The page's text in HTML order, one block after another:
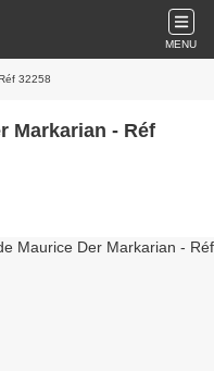
MENU
32258
Markarian - Réf